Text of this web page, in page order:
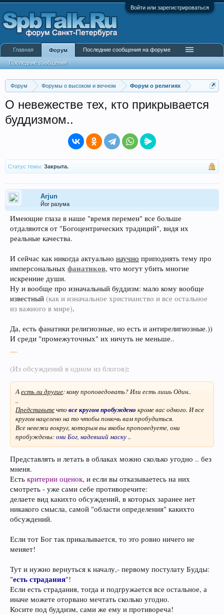
Войти или зарегистрироваться
Форум Форумы о высоком и вечном Форум о религиях
О невежестве тех, кто прикрывается
буддизмом..
Статус темы: Закрыта.
Arjun
Йог разума
Имеющие глаза в наше "время перемен" все больше
отдаляются от "Богоцентрических традиций", видя их
реальные качества.
И сейчас как никогда актуально научно приподнять тему про
имперсональных фанатиков, что могут убить многие
искренние души.
Ну и вообще про изначальный буддизм: мало кому вообще
известный (как и изначальное христианство и все остальное
из важного в мире).
Да, есть фанатики религиозные, но есть и антирелигиозные.))
И среди "промежуточных" их ничуть не меньше..
(Из обсуждений в одном из блогов):
Аесть ли другие: кому проповедовать? Или есть лишь Один..
..
Представьтечто все кругом пробуждено кроме вас одного. И все
кругом нацелено на то чтобы помочь вам пробудиться.
Все невежи вокруг, которым вы якобы проповедуете, они
пробуждены:они Бог, надевший маску..
Представлять и летать в облаках можно сколько угодно .. без
мненя.
Есть критерии оценок, и если вы отказываетесь на них
смотреть - уже сами себе противоречите:
делаете вид какихто обсуждений, в которых заранее нет
никакого смысла, самой "области определения" какихто
обсуждений.
Если тот Бог так прикалывается, то это ровно ничего не
меняет!
Тут и нужно вернуться к началу,- первому постулату Будды:
"есть страдания"!
Если есть страдания, тогда и подгружается все остальное, а
иначе можете оторвано мечтать сколько угодно.
Косите под буддизм, сами же ему и противореча!
Главная Форум
Последние сообщения
Последние сообщения на форуме